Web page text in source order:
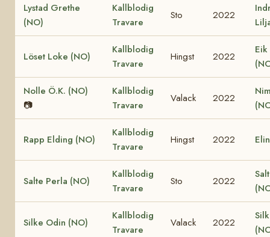
Lystad Grethe
(NO)
Kallblodig
Travare
Sto 2022
Löset Loke (NO)
Kallblodig
Travare
Hingst 2022
Nolle Ö.K. (NO)
📷
Kallblodig
Travare
Valack 2022
Rapp Elding (NO)
Kallblodig
Travare
Hingst 2022
Salte Perla (NO)
Kallblodig
Travare
Sto 2022
Silke Odin (NO)
Kallblodig
Travare
Valack 2022